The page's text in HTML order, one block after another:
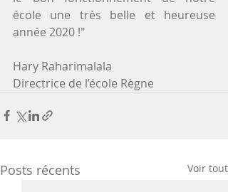
école une très belle et heureuse
année 2020 !"
Hary Raharimalala
Directrice de l’école Règne
Posts récents Voir tout